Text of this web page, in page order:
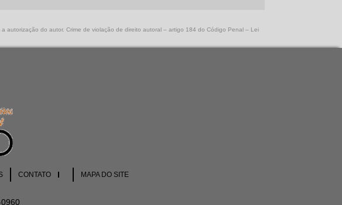
do autor. Crime de violação de direito autoral – artigo 184 do Código Penal – Lei
CONTATO MAPA DO SITE